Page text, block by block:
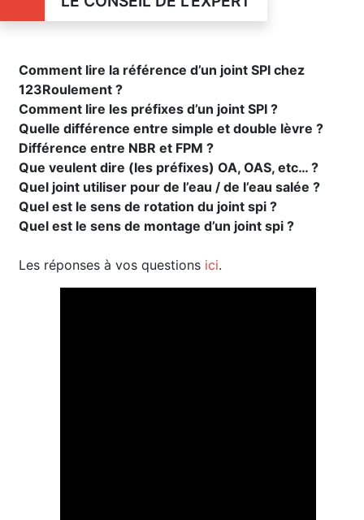
Comment lire la référence d’un joint SPI chez
123Roulement ?
Comment lire les préfixes d’un joint SPI ?
Quelle différence entre simple et double lèvre ?
Différence entre NBR et FPM ?
Que veulent dire (les préfixes) OA, OAS, etc… ?
Quel joint utiliser pour de l’eau / de l’eau salée ?
Quel est le sens de rotation du joint spi ?
Quel est le sens de montage d’un joint spi ?
Les réponses à vos questions ici.